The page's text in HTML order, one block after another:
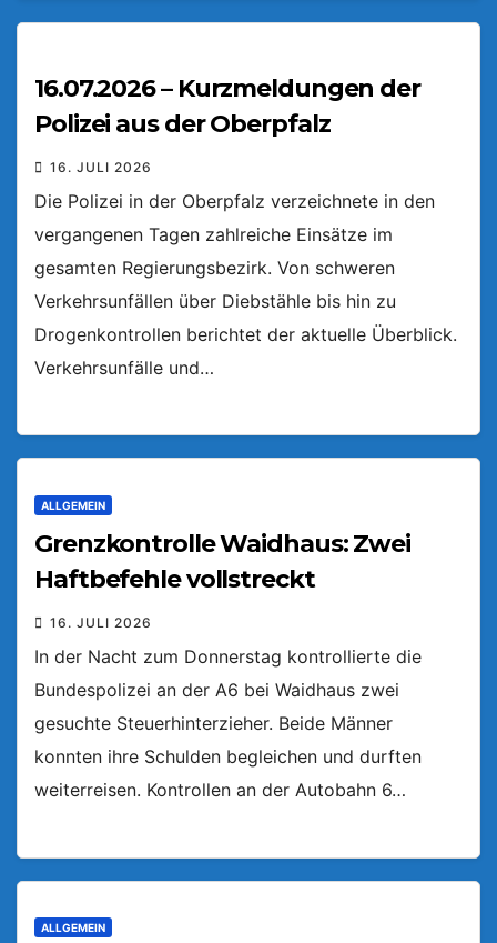
16.07.2026 – Kurzmeldungen der
Polizei aus der Oberpfalz
16. JULI 2026
Die Polizei in der Oberpfalz verzeichnete in den
vergangenen Tagen zahlreiche Einsätze im
gesamten Regierungsbezirk. Von schweren
Verkehrsunfällen über Diebstähle bis hin zu
Drogenkontrollen berichtet der aktuelle Überblick.
Verkehrsunfälle und…
ALLGEMEIN
Grenzkontrolle Waidhaus: Zwei
Haftbefehle vollstreckt
16. JULI 2026
In der Nacht zum Donnerstag kontrollierte die
Bundespolizei an der A6 bei Waidhaus zwei
gesuchte Steuerhinterzieher. Beide Männer
konnten ihre Schulden begleichen und durften
weiterreisen. Kontrollen an der Autobahn 6…
ALLGEMEIN